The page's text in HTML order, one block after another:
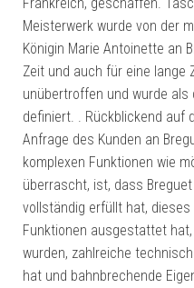
Meisterwerk wurde von der
Königin Marie Antoinette an
Zeit und auch für eine lange
unübertroffen und wurde als
definiert. . Rückblickend auf
Anfrage des Kunden an
komplexen Funktionen wie
überrascht, ist, dass
vollständig erfüllt hat,
Funktionen ausgestattet
wurden, zahlreiche
hat und bahnbrechende